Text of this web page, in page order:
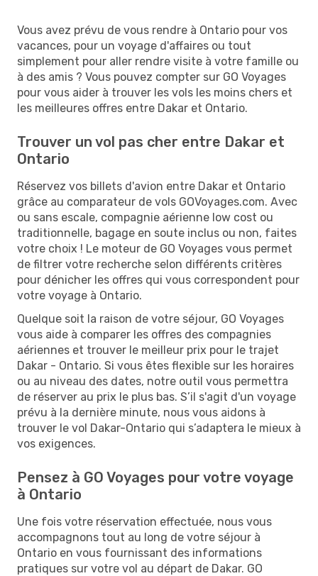
Vous avez prévu de vous rendre à Ontario pour vos
vacances, pour un voyage d'affaires ou tout
simplement pour aller rendre visite à votre famille ou
à des amis ? Vous pouvez compter sur GO Voyages
pour vous aider à trouver les vols les moins chers et
les meilleures offres entre Dakar et Ontario.
Trouver un vol pas cher entre Dakar et
Ontario
Réservez vos billets d'avion entre Dakar et Ontario
grâce au comparateur de vols GOVoyages.com. Avec
ou sans escale, compagnie aérienne low cost ou
traditionnelle, bagage en soute inclus ou non, faites
votre choix ! Le moteur de GO Voyages vous permet
de filtrer votre recherche selon différents critères
pour dénicher les offres qui vous correspondent pour
votre voyage à Ontario.
Quelque soit la raison de votre séjour, GO Voyages
vous aide à comparer les offres des compagnies
aériennes et trouver le meilleur prix pour le trajet
Dakar - Ontario. Si vous êtes flexible sur les horaires
ou au niveau des dates, notre outil vous permettra
de réserver au prix le plus bas. S’il s'agit d'un voyage
prévu à la dernière minute, nous vous aidons à
trouver le vol Dakar-Ontario qui s’adaptera le mieux à
vos exigences.
Pensez à GO Voyages pour votre voyage
à Ontario
Une fois votre réservation effectuée, nous vous
accompagnons tout au long de votre séjour à
Ontario en vous fournissant des informations
pratiques sur votre vol au départ de Dakar. GO